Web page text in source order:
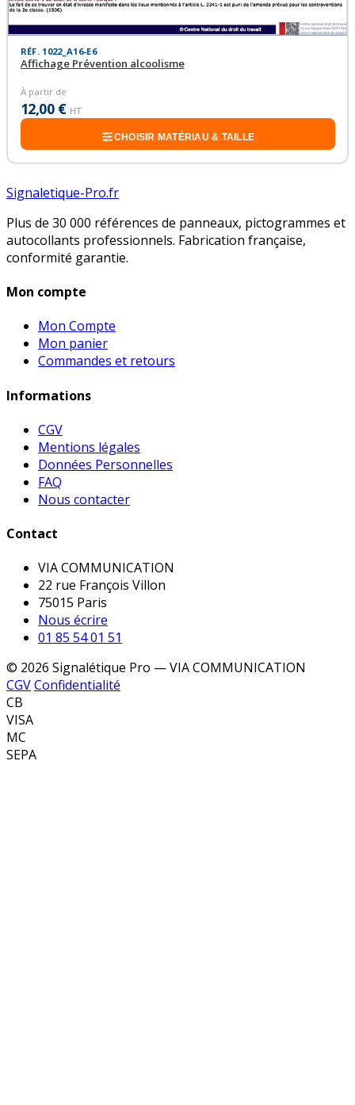
RÉF. 1022_A16-E6
Affichage Prévention alcoolisme
À partir de
12,00 € HT
CHOISIR MATÉRIAU & TAILLE
Signaletique-Pro.fr
Plus de 30 000 références de panneaux, pictogrammes et
autocollants professionnels. Fabrication française,
conformité garantie.
Mon compte
Mon Compte
Mon panier
Commandes et retours
Informations
CGV
Mentions légales
Données Personnelles
FAQ
Nous contacter
Contact
VIA COMMUNICATION
22 rue François Villon
75015 Paris
Nous écrire
01 85 54 01 51
© 2026 Signalétique Pro — VIA COMMUNICATION
CGVConfidentialité
CB
VISA
MC
SEPA